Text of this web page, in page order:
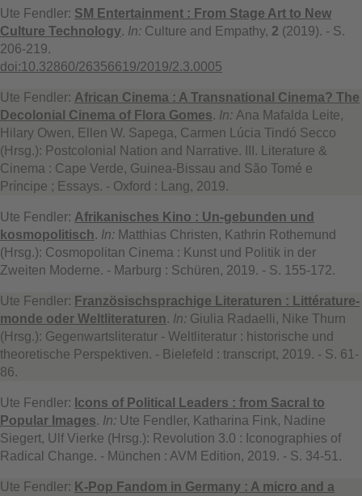
Ute Fendler: SM Entertainment : From Stage Art to New
Culture Technology. In: Culture and Empathy, 2 (2019). - S.
206-219.
doi:10.32860/26356619/2019/2.3.0005
Ute Fendler: African Cinema : A Transnational Cinema? The
Decolonial Cinema of Flora Gomes. In: Ana Mafalda Leite,
Hilary Owen, Ellen W. Sapega, Carmen Lúcia Tindó Secco
(Hrsg.): Postcolonial Nation and Narrative. III. Literature &
Cinema : Cape Verde, Guinea-Bissau and São Tomé e
Príncipe ; Essays. - Oxford : Lang, 2019.
Ute Fendler: Afrikanisches Kino : Un-gebunden und
kosmopolitisch. In: Matthias Christen, Kathrin Rothemund
(Hrsg.): Cosmopolitan Cinema : Kunst und Politik in der
Zweiten Moderne. - Marburg : Schüren, 2019. - S. 155-172.
Ute Fendler: Französischsprachige Literaturen : Littérature-
monde oder Weltliteraturen. In: Giulia Radaelli, Nike Thurn
(Hrsg.): Gegenwartsliteratur - Weltliteratur : historische und
theoretische Perspektiven. - Bielefeld : transcript, 2019. - S. 61-
86.
Ute Fendler: Icons of Political Leaders : from Sacral to
Popular Images. In: Ute Fendler, Katharina Fink, Nadine
Siegert, Ulf Vierke (Hrsg.): Revolution 3.0 : Iconographies of
Radical Change. - München : AVM Edition, 2019. - S. 34-51.
Ute Fendler: K-Pop Fandom in Germany : A micro and a